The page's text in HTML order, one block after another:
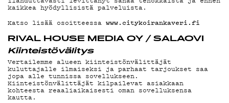
LIVELAB
kaikkea hyödyllisistä palveluista.
Katso lisää osoitteessa www.citykoirankaveri.fi
RIVAL HOUSE MEDIA OY / SALAOVI
Kiinteistövälitys
Vertailemme alueen kiinteistönvälittäjät
kuluttajalle ilmaiseksi ja parhaat tarjoukset saa
jopa alle tunnissa sovellukseen.
Kiinteistönvälittäjät kilpailevat asiakkaan
kohteesta reaaliaikaisesti oman sovelluksensa
kautta.